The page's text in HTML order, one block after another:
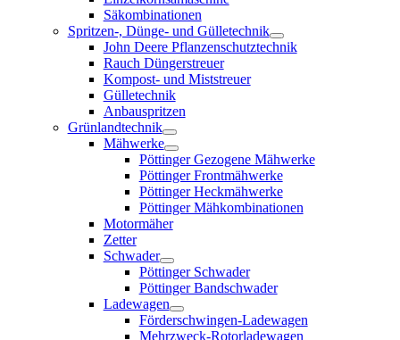
Säkombinationen
Spritzen-, Dünge- und Gülletechnik
John Deere Pflanzenschutztechnik
Rauch Düngerstreuer
Kompost- und Miststreuer
Gülletechnik
Anbauspritzen
Grünlandtechnik
Mähwerke
Pöttinger Gezogene Mähwerke
Pöttinger Frontmähwerke
Pöttinger Heckmähwerke
Pöttinger Mähkombinationen
Motormäher
Zetter
Schwader
Pöttinger Schwader
Pöttinger Bandschwader
Ladewagen
Förderschwingen-Ladewagen
Mehrzweck-Rotorladewagen